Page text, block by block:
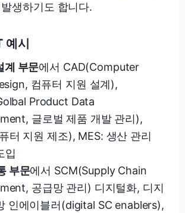
생하기도 합니다.
예시
계 부문에서 CAD(Computer
컴퓨터 지원 설계),
Product Data
글로벌 제품 개발 관리),
터 지원 제조), MES: 생산 관리
입
부문에서 SCM(Supply Chain
공급망 관리) 디지털화, 디지
인에이블러(digital SC enablers),